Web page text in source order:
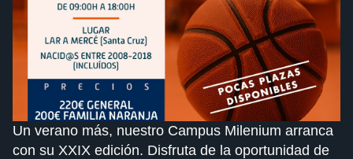
Un verano más, nuestro Campus Milenium arranca
con su XXIX edición. Disfruta de la oportunidad de